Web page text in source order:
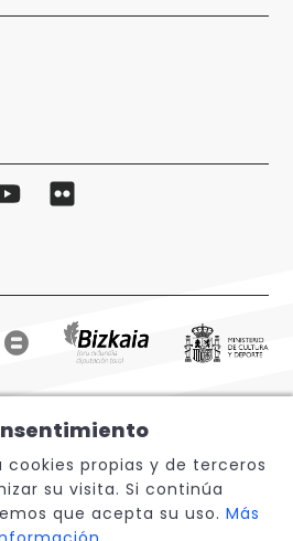
Fundazioa
cookies propias y de terceros
su visita. Si continúa
que acepta su uso. Más